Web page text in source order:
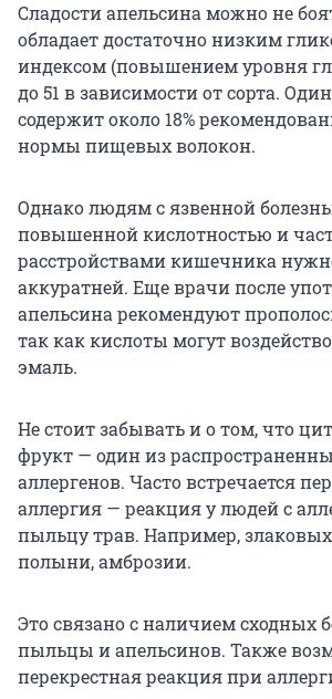
Сладости апельсина можно не
обладает достаточно низким
индексом (повышением уровня
до 51 в зависимости от сорта.
содержит около 18%
нормы пищевых волокон.
Однако людям с язвенной
повышенной кислотностью и
расстройствами кишечника
аккуратней. Еще врачи после
апельсина рекомендуют
так как кислоты могут
эмаль.
Не стоит забывать и о том, что
фрукт — один из
аллергенов. Часто встречается
аллергия — реакция у людей с
пыльцу трав. Например,
полыни, амброзии.
Это связано с наличием сходных
пыльцы и апельсинов. Также
перекрестная реакция при